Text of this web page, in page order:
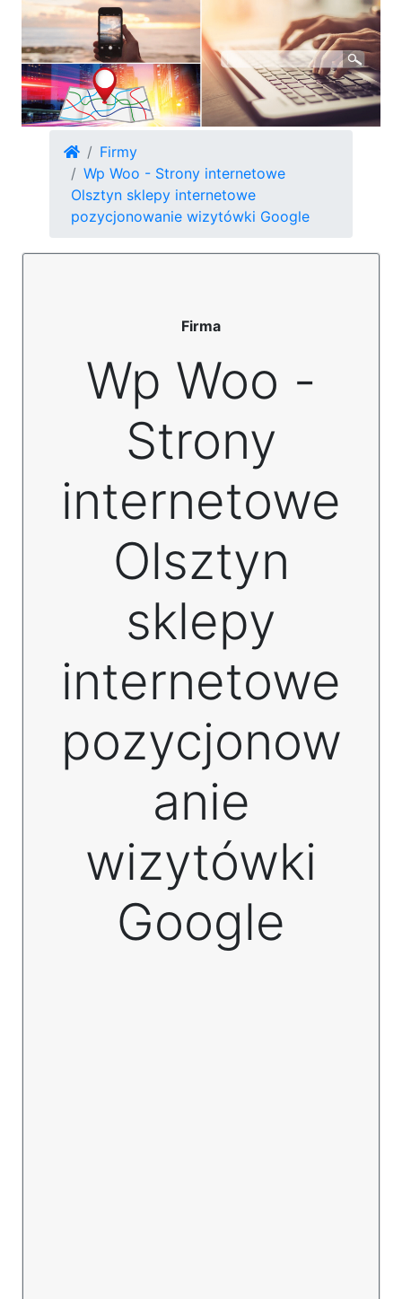
Firmy
Wp Woo - Strony internetowe
Olsztyn sklepy internetowe
pozycjonowanie wizytówki Google
Firma
Wp Woo -
Strony
internetowe
Olsztyn
sklepy
internetowe
pozycjonow
anie
wizytówki
Google